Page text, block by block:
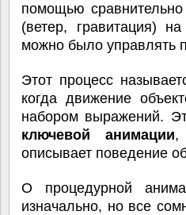
помощью
(ветер, гравитация)
можно было управлять
Этот процесс
когда движение
набором выражений.
ключевой анимации,
описывает поведение
О процедурной
изначально, но все